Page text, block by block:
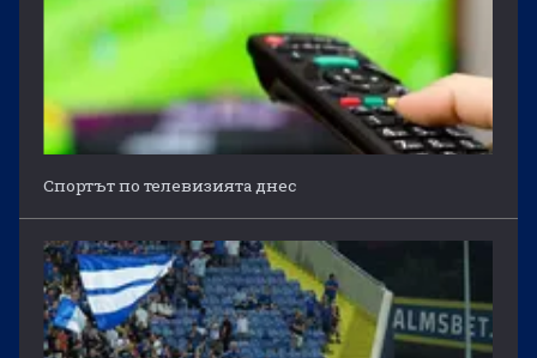
Спортът по телевизията днес